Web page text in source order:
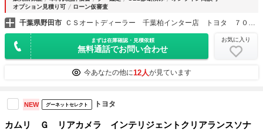
オプション見積り可
ローン仮審査
千葉県野田市 ＣＳオートディーラー 千葉柏インター店 トヨタ ７０系カムリハイブリッド／カスタム／中古車専門店
まずは在庫確認・見積依頼
無料通話でお問い合わせ
お気に入り
今あなたの他に12人が見ています
NEW グーネットセレクト トヨタ
カムリ Ｇ リアカメラ インテリジェントクリアランスソナ